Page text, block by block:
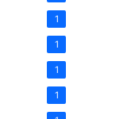
1
1
1
1